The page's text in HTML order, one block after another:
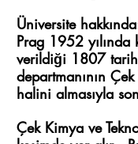
Üniversite
Prag 1952 yılında
verildiği 1807
departmanının
halini almasıyla
Çek Kimya ve